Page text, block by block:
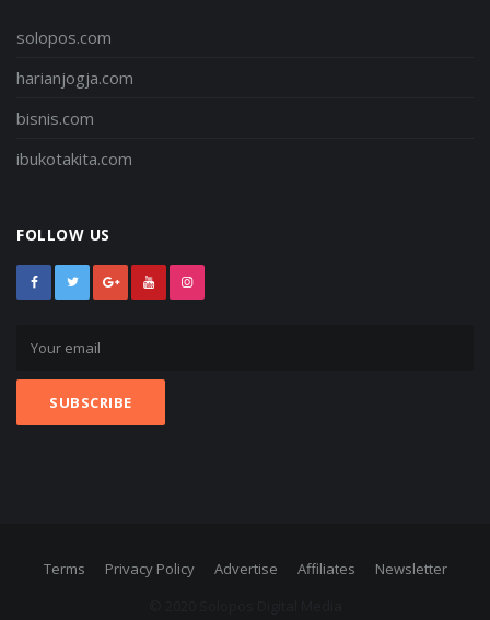
solopos.com
harianjogja.com
bisnis.com
ibukotakita.com
FOLLOW US
Terms Privacy Policy Advertise Affiliates
Newsletter